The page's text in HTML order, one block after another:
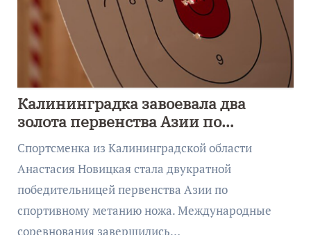
Калининградка завоевала два
золота первенства Азии по
метанию ножа
Спортсменка из Калининградской области
Анастасия Новицкая стала двукратной
победительницей первенства Азии по
спортивному метанию ножа. Международные
соревнования завершились…